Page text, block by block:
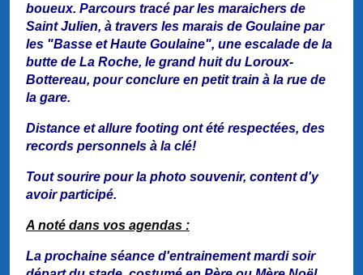
boueux. Parcours tracé par les maraichers de
Saint Julien, à travers les marais de Goulaine par
les "Basse et Haute Goulaine", une escalade de la
butte de La Roche, le grand huit du Loroux-
Bottereau, pour conclure en petit train à la rue de
la gare.
Distance et allure footing ont été respectées, des
records personnels à la clé!
Tout sourire pour la photo souvenir, content d'y
avoir participé.
A noté dans vos agendas :
La prochaine séance d'entrainement mardi soir